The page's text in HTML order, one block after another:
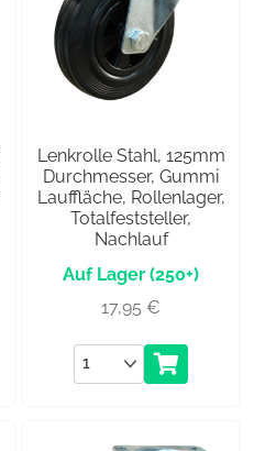
Lenkrolle Stahl, 125mm
Durchmesser, Gummi
Lauffläche, Rollenlager,
Totalfeststeller,
Nachlauf
(250+)
17,95€
Anzahl